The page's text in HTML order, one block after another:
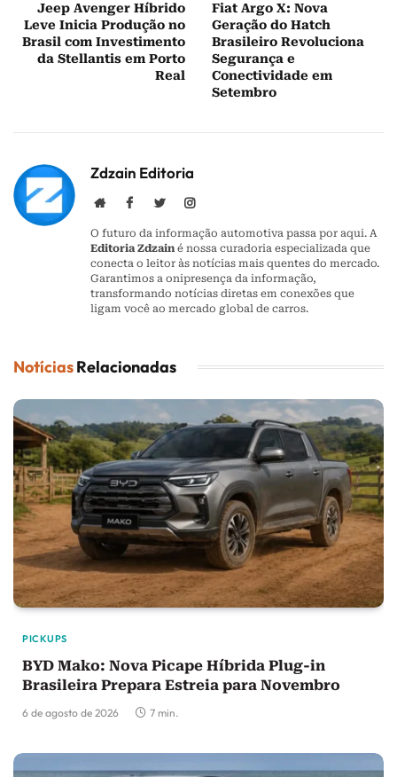
Jeep Avenger Híbrido
Leve Inicia Produção no
Brasil com Investimento
da Stellantis em Porto
Real
Fiat Argo X: Nova
Geração do Hatch
Brasileiro Revoluciona
Segurança e
Conectividade em
Setembro
Zdzain Editoria
WebsiteFacebookTwitterInstagram
O futuro da informação automotiva passa por aqui. A
Editoria Zdzain é nossa curadoria especializada que
conecta o leitor às notícias mais quentes do mercado.
Garantimos a onipresença da informação,
transformando notícias diretas em conexões que
ligam você ao mercado global de carros.
NotíciasRelacionadas
PICKUPS
BYD Mako: Nova Picape Híbrida Plug-in
Brasileira Prepara Estreia para Novembro
6 de agosto de 2026 7 min.